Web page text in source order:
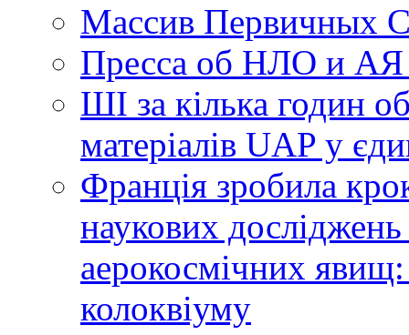
Массив Первичных
Пресса об НЛО и
ШІ за кілька годин
матеріалів UAP у
Франція зробила
наукових
аерокосмічних
колоквіуму